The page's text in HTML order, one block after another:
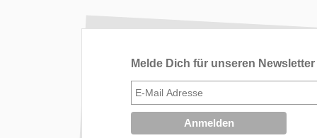
Melde Dich für unseren